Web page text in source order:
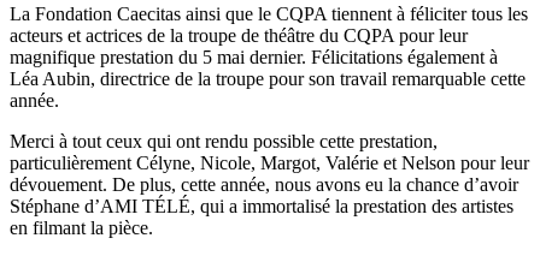
La Fondation Caecitas ainsi que le CQPA tiennent à féliciter tous les
acteurs et actrices de la troupe de théâtre du CQPA pour leur
magnifique prestation du 5 mai dernier. Félicitations également à
Léa Aubin, directrice de la troupe pour son travail remarquable cette
année.
Merci à tout ceux qui ont rendu possible cette prestation,
particulièrement Célyne, Nicole, Margot, Valérie et Nelson pour leur
dévouement. De plus, cette année, nous avons eu la chance d’avoir
Stéphane d’AMI TÉLÉ, qui a immortalisé la prestation des artistes
en filmant la pièce.